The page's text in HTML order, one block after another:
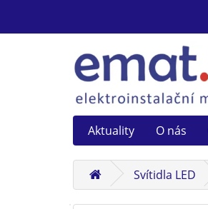
Aktuality O nás
Svítidla LED